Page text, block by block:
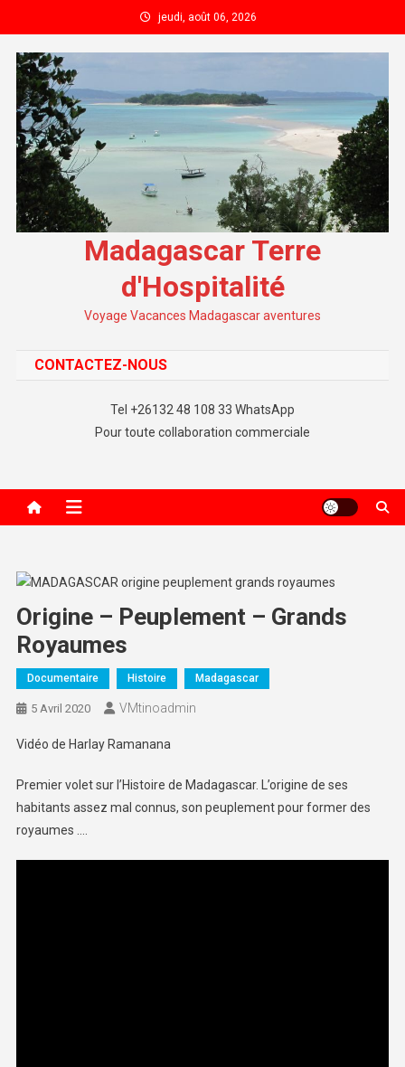
jeudi, août 06, 2026
Madagascar Terre
d'Hospitalité
Voyage Vacances Madagascar aventures
CONTACTEZ-NOUS
Tel +26132 48 108 33 WhatsApp
Pour toute collaboration commerciale
Origine – Peuplement – Grands
Royaumes
Documentaire Histoire Madagascar
5 Avril 2020 VMtinoadmin
Vidéo de Harlay Ramanana
Premier volet sur l’Histoire de Madagascar. L’origine de ses
habitants assez mal connus, son peuplement pour former des
royaumes ….